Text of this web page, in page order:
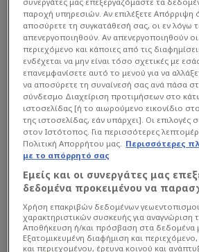
Υπόλοιπος Κόσμος| 28/05 - 15:57
Τρελαίνει την Ευρώπη ο
στόχαστρο τοπ συλλόγων
Ο Έλληνας εξτρέμ οδήγησε
παροχή υπηρεσιών. Αν επιλέξετε Απόρριψη
αποσύρετε τη συγκατάθεσή σας, οι εν λόγω
απενεργοποιηθούν. Αν απενεργοποιηθούν
περιεχόμενο και κάποιες από τις
ενδέχεται να μην είναι τόσο σχετικές με
επανεμφανίσετε αυτό το μενού για να
να αποσύρετε τη συναίνεσή σας ανά πάσα
σύνδεσμο Διαχείριση προτιμήσεων στο
ιστοσελίδας [ή το αιωρούμενο εικονίδιο
της ιστοσελίδας, εάν υπάρχει]. Οι επιλογές
στον Ιστότοπος. Για περισσότερες
Πολιτική Απορρήτου μας. Περισσότερες
με το απόρρητό σας
Εμείς και οι συνεργάτες μας
δεδομένα προκειμένου να
Χρήση επακριβών δεδομένων
χαρακτηριστικών συσκευής για αναγνώριση
Αποθήκευση ή/και πρόσβαση στα δεδομένα
Εξατομικευμένη διαφήμιση και
και περιεχομένου, έρευνα κοινού και